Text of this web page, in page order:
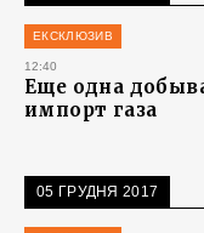
ЕКСКЛЮЗИВ
12:40
Еще одна
импорт газа
05 ГРУДНЯ 2017